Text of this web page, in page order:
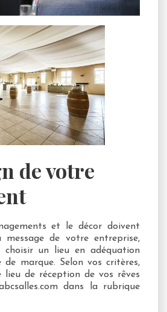
de votre
et le décor doivent
de votre entreprise,
choisir un lieu en adéquation
de marque. Selon vos critères,
lieu de réception de vos rêves
dans la rubrique